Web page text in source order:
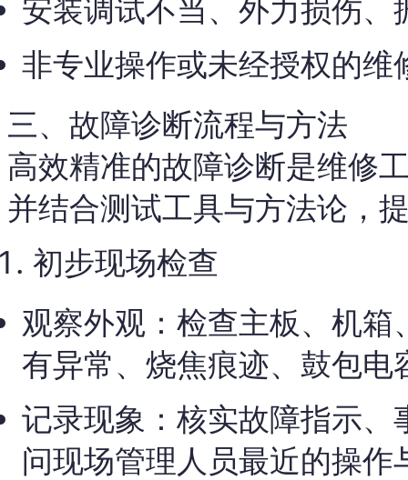
安装调试不当、外力损伤
非专业操作或未经授权的
三、故障诊断流程与方法
高效精准的故障诊断是维修
并结合测试工具与方法论，
初步现场检查
观察外观：检查主板、机
有异常、烧焦痕迹、鼓包电
记录现象：核实故障指示
问现场管理人员最近的操作